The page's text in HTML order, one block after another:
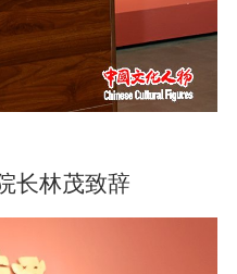
长林茂致辞